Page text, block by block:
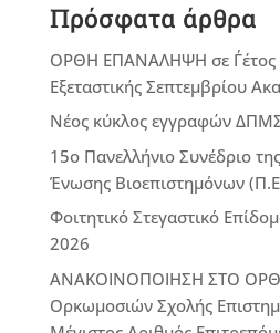
Πρόσφατα άρθρα
ΟΡΘΗ ΕΠΑΝΑΛΗΨΗ σε
Εξεταστικής Σεπτεμβρίου
Νέος κύκλος εγγραφών ΔΠΜΣ
15ο Πανελλήνιο Συνέδριο
Ένωσης Βιοεπιστημόνων
Φοιτητικό Στεγαστικό
2026
ΑΝΑΚΟΙΝΟΠΟΙΗΣΗ ΣΤΟ
Ορκωμοσιών Σχολής